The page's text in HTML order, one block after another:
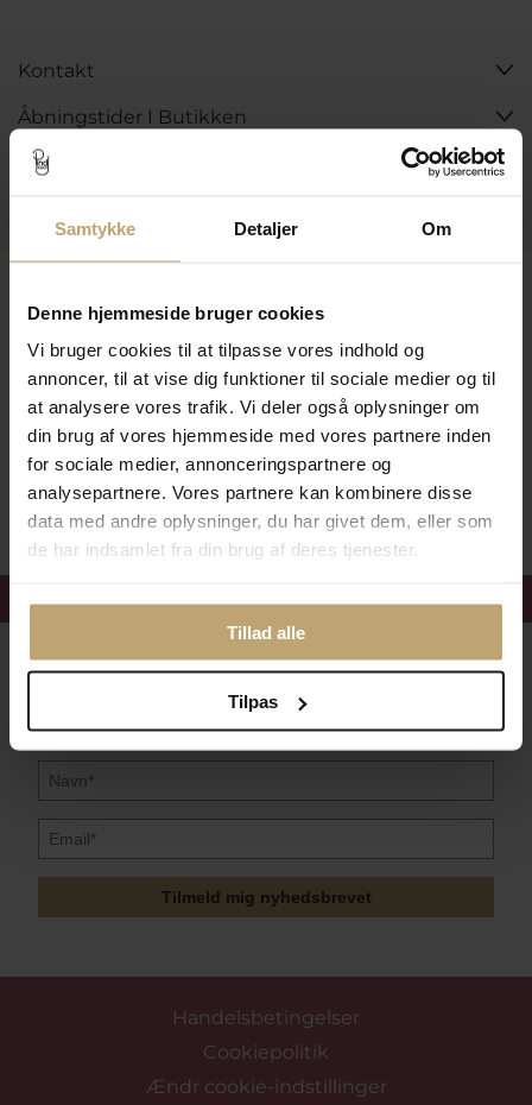
Samtykke Detaljer Om
Denne hjemmeside bruger cookies
Vi bruger cookies til at tilpasse vores indhold og
annoncer, til at vise dig funktioner til sociale medier og til
at analysere vores trafik. Vi deler også oplysninger om
din brug af vores hjemmeside med vores partnere inden
for sociale medier, annonceringspartnere og
analysepartnere. Vores partnere kan kombinere disse
data med andre oplysninger, du har givet dem, eller som
de har indsamlet fra din brug af deres tjenester.
Tillad alle
Tilpas
Kontakt
Åbningstider I Butikken
Information
Betalingsmuligheder
Sikker Og Tryg E-Handel
Få 15%velkomstrabat
Følg med i vores nyhedsbrev
Læs mere her
Tilmeld mig nyhedsbrevet
Handelsbetingelser
Cookiepolitik
Ændr cookie-indstillinger